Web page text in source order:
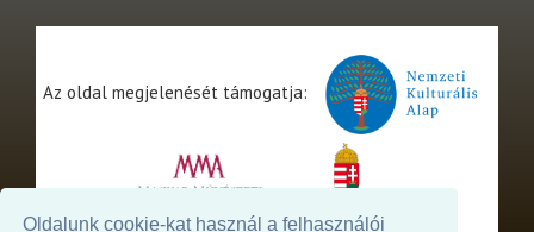
Oldalunk cookie-kat használ a felhasználói
Az oldal megjelenését támogatja: